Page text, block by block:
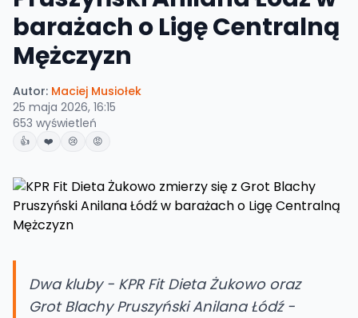
barażach o Ligę Centralną
Mężczyzn
Autor: Maciej Musiołek
25 maja 2026, 16:15
653 wyświetleń
👍 ❤️ 😢 😡
Dwa kluby - KPR Fit Dieta Żukowo oraz
Grot Blachy Pruszyński Anilana Łódź -